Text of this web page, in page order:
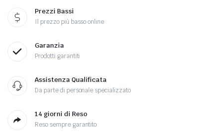
Prezzi Bassi
Il prezzo più basso online
Garanzia
Prodotti garantiti
Assistenza Qualificata
Da parte di personale specializzato
14 giorni di Reso
Reso sempre garantito